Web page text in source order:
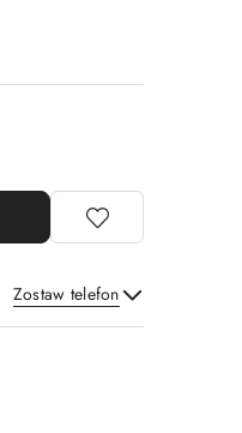
Zostaw telefon
Wyślij